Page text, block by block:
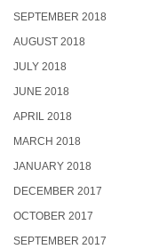
SEPTEMBER 2018
AUGUST 2018
JULY 2018
JUNE 2018
APRIL 2018
MARCH 2018
JANUARY 2018
DECEMBER 2017
OCTOBER 2017
SEPTEMBER 2017